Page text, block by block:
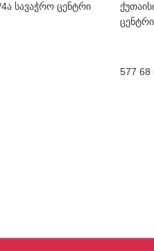
სავაჭრო ცენტრი
577 68